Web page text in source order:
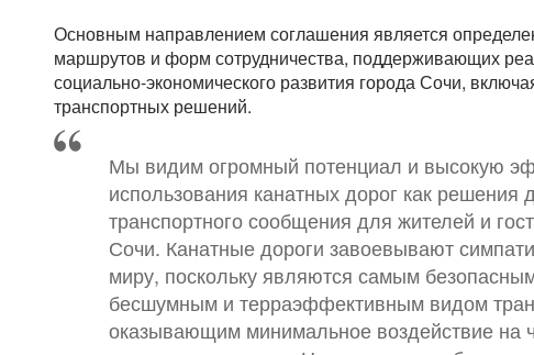
Основным направлением соглашения является
маршрутов и форм сотрудничества, поддерживающих
социально-экономического развития города Сочи,
транспортных решений.
Мы видим огромный потенциал и высокую
использования канатных дорог как решения
транспортного сообщения для жителей и
Сочи. Канатные дороги завоевывают
миру, поскольку являются самым
бесшумным и терраэффективным видом
оказывающим минимальное воздействие на